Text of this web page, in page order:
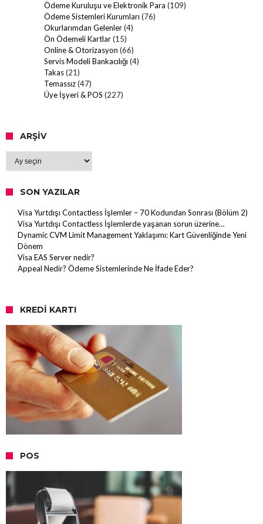
Ödeme Kuruluşu ve Elektronik Para (109)
Ödeme Sistemleri Kurumları (76)
Okurlarımdan Gelenler(4)
Ön Ödemeli Kartlar(15)
Online & Otorizasyon (66)
Servis Modeli Bankacılığı (4)
Takas(21)
Temassız(47)
Üye İşyeri & POS (227)
ARŞIV
SON YAZILAR
Visa Yurtdışı Contactless İşlemler – 70 Kodundan Sonrası (Bölüm 2)
Visa Yurtdışı Contactless İşlemlerde yaşanan sorun üzerine…
Dynamic CVM Limit Management Yaklaşımı: Kart Güvenliğinde Yeni
Dönem
Visa EAS Server nedir?
Appeal Nedir? Ödeme Sistemlerinde Ne İfade Eder?
KREDI KARTI
POS